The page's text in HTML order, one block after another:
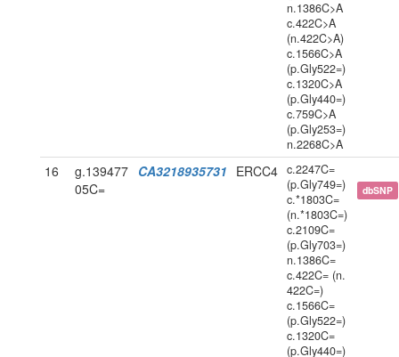
n.1386C>A
c.422C>A
(n.422C>A)
c.1566C>A
(p.Gly522=)
c.1320C>A
(p.Gly440=)
c.759C>A
(p.Gly253=)
n.2268C>A
16
g.139477
05C=
CA3218935731 ERCC4 c.2247C=
(p.Gly749=)
c.*1803C=
(n.*1803C=)
c.2109C=
(p.Gly703=)
n.1386C=
c.422C= (n.
422C=)
c.1566C=
(p.Gly522=)
c.1320C=
(p.Gly440=)
dbSNP